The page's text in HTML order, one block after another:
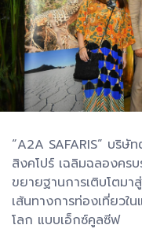
“A2A SAFARIS” บริษั
สิงคโปร์ เฉลิมฉลองคร
ขยายฐานการเติบโตมา
เส้นทางการท่องเที่ยวใ
โลก แบบเอ็กซ์คูลซีฟ